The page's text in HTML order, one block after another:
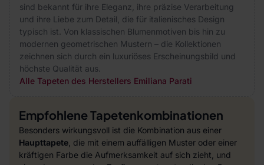
sind bekannt für ihre Eleganz, ihre präzise Verarbeitung
und ihre Liebe zum Detail, die für italienisches Design
typisch ist. Von klassischen Blumenmotiven bis hin zu
modernen geometrischen Mustern – die Kollektionen
zeichnen sich durch ein luxuriöses Erscheinungsbild und
höchste Qualität aus.
Alle Tapeten des Herstellers Emiliana Parati
Empfohlene Tapetenkombinationen
Besonders wirkungsvoll ist die Kombination aus einer
Haupttapete , die mit einem auffälligen Muster oder einer
kräftigen Farbe die Aufmerksamkeit auf sich zieht, und